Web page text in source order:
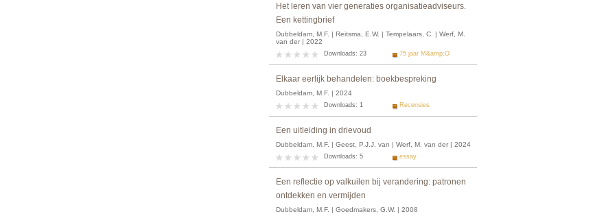
Het leren van vier generaties organisatieadviseurs.
Een kettingbrief
Dubbeldam, M.F. | Reitsma, E.W. | Tempelaars, C. | Werf, M.
van der | 2022
Downloads: 23 75 jaar M&amp;O
Elkaar eerlijk behandelen: boekbespreking
Dubbeldam, M.F. | 2024
Downloads: 1 Recensies
Een uitleiding in drievoud
Dubbeldam, M.F. | Geest, P.J.J. van | Werf, M. van der | 2024
Downloads: 5 essay
Een reflectie op valkuilen bij verandering: patronen
ontdekken en vermijden
Dubbeldam, M.F. | Goedmakers, G.W. | 2008